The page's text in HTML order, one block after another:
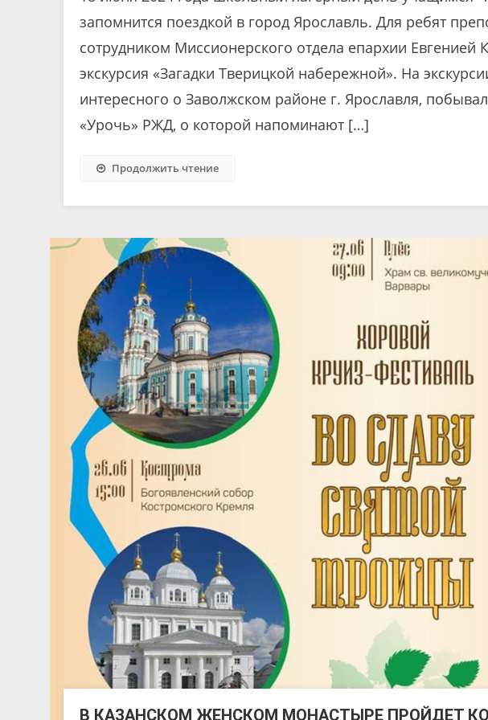
запомнится поездкой в город Ярославль. Для ребят
сотрудником Миссионерского отдела епархии
экскурсия «Загадки Тверицкой набережной». На
интересного о Заволжском районе г. Ярославля,
«Урочь» РЖД, о которой напоминают […]
Продолжить чтение
В КАЗАНСКОМ ЖЕНСКОМ МОНАСТЫРЕ ПРОЙДЕТ